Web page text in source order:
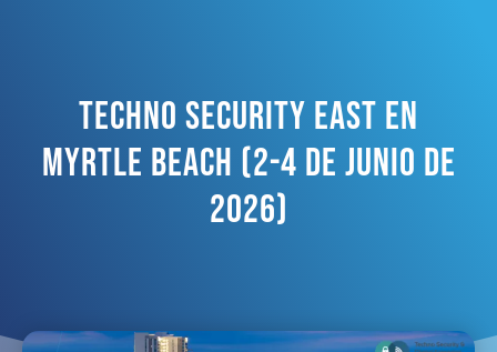
Techno Security East En
Myrtle Beach (2-4 De Junio De
2026)